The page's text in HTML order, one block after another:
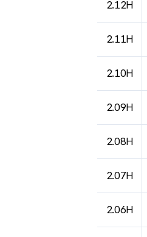
2.12H
2.11H
2.10H
2.09H
2.08H
2.07H
2.06H